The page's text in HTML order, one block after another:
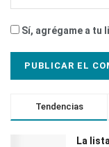
Sí, agrégame a tu
Tendencias
La